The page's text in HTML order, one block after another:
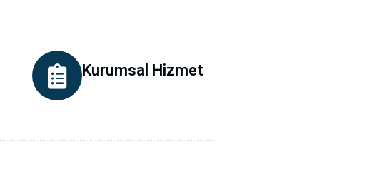
Kurumsal Hizmet